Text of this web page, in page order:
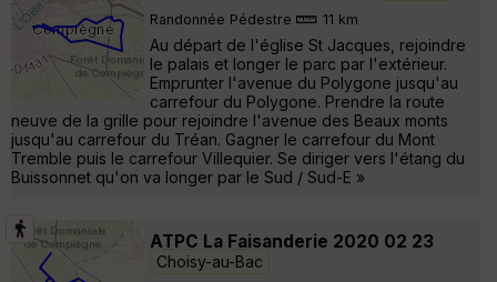
Randonnée Pédestre 11 km
Au départ de l'église St Jacques, rejoindre
le palais et longer le parc par l'extérieur.
Emprunter l'avenue du Polygone jusqu'au
carrefour du Polygone. Prendre la route
neuve de la grille pour rejoindre l'avenue des Beaux monts
jusqu'au carrefour du Tréan. Gagner le carrefour du Mont
Tremble puis le carrefour Villequier. Se diriger vers l'étang du
Buissonnet qu'on va longer par le Sud / Sud-E »
ATPC La Faisanderie 2020 02 23
Choisy-au-Bac